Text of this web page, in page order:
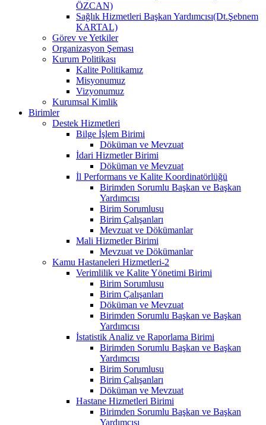
ÖZCAN)
Sağlık Hizmetleri Başkan Yardımcısı(Dt.Şebnem
KARTAL)
Görev ve Yetkiler
Organizasyon Şeması
Kurum Politikası
Kalite Politikamız
Misyonumuz
Vizyonumuz
Kurumsal Kimlik
Birimler
Destek Hizmetleri
Bilge İşlem Birimi
Döküman ve Mevzuat
İdari Hizmetler Birimi
Döküman ve Mevzuat
İl Performans ve Kalite Koordinatörlüğü
Birimden Sorumlu Başkan ve Başkan
Yardımcısı
Birim Sorumlusu
Birim Çalışanları
Mevzuat ve Dökümanlar
Mali Hizmetler Birimi
Mevzuat ve Dökümanlar
Kamu Hastaneleri Hizmetleri-2
Verimlilik ve Kalite Yönetimi Birimi
Birim Sorumlusu
Birim Çalışanları
Döküman ve Mevzuat
Birimden Sorumlu Başkan ve Başkan
Yardımcısı
İstatistik Analiz ve Raporlama Birimi
Birimden Sorumlu Başkan ve Başkan
Yardımcısı
Birim Sorumlusu
Birim Çalışanları
Döküman ve Mevzuat
Hastane Hizmetleri Birimi
Birimden Sorumlu Başkan ve Başkan
Yardımcısı